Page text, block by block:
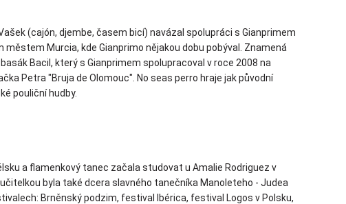
(cajón, djembe, časem bicí) navázal spolupráci s Gianprimem
Murcia, kde Gianprimo nějakou dobu pobýval. Znamená
Bacil, který s Gianprimem spolupracoval v roce 2008 na
Petra "Bruja de Olomouc". No seas perro hraje jak původní
pouliční hudby.
a flamenkový tanec začala studovat u Amalie Rodriguez v
byla také dcera slavného tanečníka Manoleteho - Judea
Brněnský podzim, festival Ibérica, festival Logos v Polsku,